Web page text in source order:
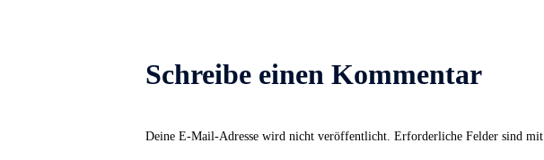
Schreibe einen Kommentar
Deine E-Mail-Adresse wird nicht veröffentlicht. Erforderliche Felder sind mit